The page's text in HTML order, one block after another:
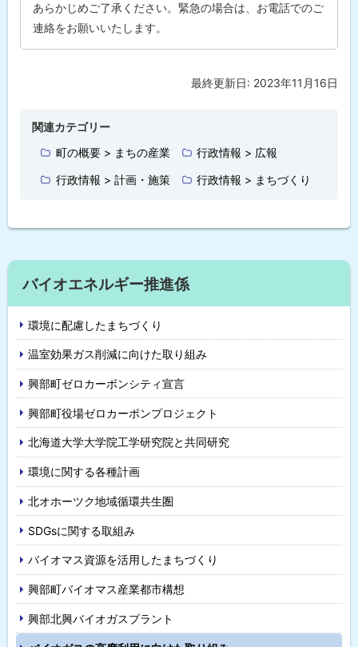
あらかじめご了承ください。緊急の場合は、お電話でのご
連絡をお願いいたします。
最終更新日: 2023年11月16日
関連カテゴリー
町の概要 > まちの産業
行政情報 > 広報
行政情報 > 計画・施策
行政情報 > まちづくり
イ
ド
・
メ
ニ
ュ
ー
バイオエネルギー推進係
環境に配慮したまちづくり
温室効果ガス削減に向けた取り組み
興部町ゼロカーボンシティ宣言
興部町役場ゼロカーボンプロジェクト
北海道大学大学院工学研究院と共同研究
環境に関する各種計画
北オホーツク地域循環共生圏
SDGsに関する取組み
バイオマス資源を活用したまちづくり
興部町バイオマス産業都市構想
興部北興バイオガスプラント